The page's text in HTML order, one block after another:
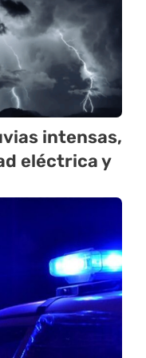
intensas,
eléctrica y